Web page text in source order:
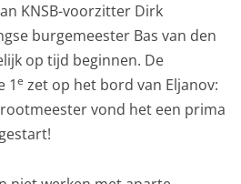
KNSB-voorzitter Dirk
burgemeester Bas van den
op tijd beginnen. De
1e zet op het bord van Eljanov:
vond het een prima